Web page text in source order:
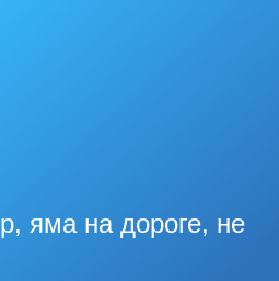
яма на дороге, не